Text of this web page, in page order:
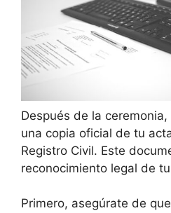
Después de la
una copia oficial de tu
Registro Civil. Este
reconocimiento legal de
Primero, asegúrate de